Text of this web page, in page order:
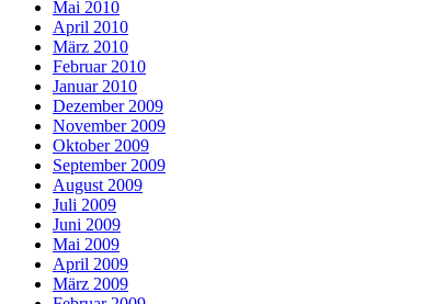
Mai 2010
April 2010
März 2010
Februar 2010
Januar 2010
Dezember 2009
November 2009
Oktober 2009
September 2009
August 2009
Juli 2009
Juni 2009
Mai 2009
April 2009
März 2009